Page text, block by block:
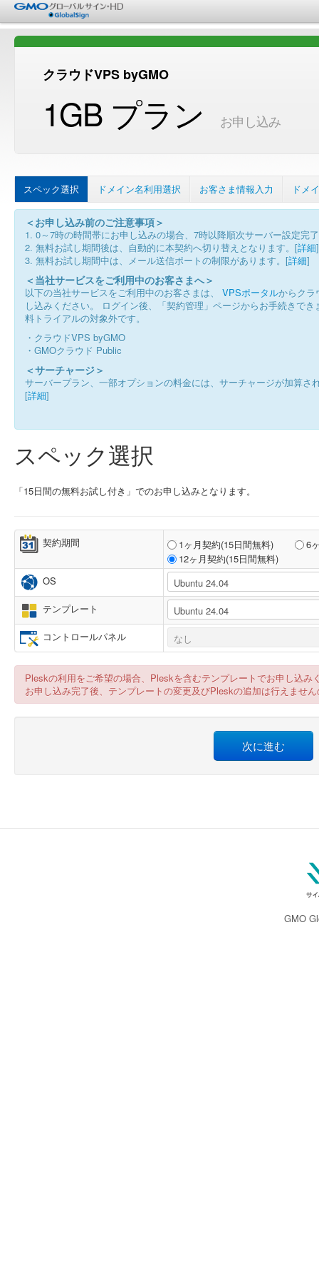
クラウドVPS byGMO
1GB プラン お申し込み
スペック選択 ドメイン名利用選択 お客さま情報入力 ドメ
＜お申し込み前のご注意事項＞
1. 0～7時の時間帯にお申し込みの場合、7時以降順次サーバー設定完
2. 無料お試し期間後は、自動的に本契約へ切り替えとなります。[詳細]
3. 無料お試し期間中は、メール送信ポートの制限があります。[詳細]
＜当社サービスをご利用中のお客さまへ＞
以下の当社サービスをご利用中のお客さまは、 VPSポータルからクラ
し込みください。 ログイン後、「契約管理」ページからお手続きで
料トライアルの対象外です。
・クラウドVPS byGMO
・GMOクラウド Public
＜サーチャージ＞
サーバープラン、一部オプションの料金には、サーチャージが加算さ
[詳細]
スペック選択
「15日間の無料お試し付き」でのお申し込みとなります。
契約期間 1ヶ月契約(15日間無料)
6
12ヶ月契約(15日間無料)
OS
テンプレート
コントロールパネル
Pleskの利用をご希望の場合、Pleskを含むテンプレートでお申し込み
お申し込み完了後、テンプレートの変更及びPleskの追加は行えませ
次に進む
GMO